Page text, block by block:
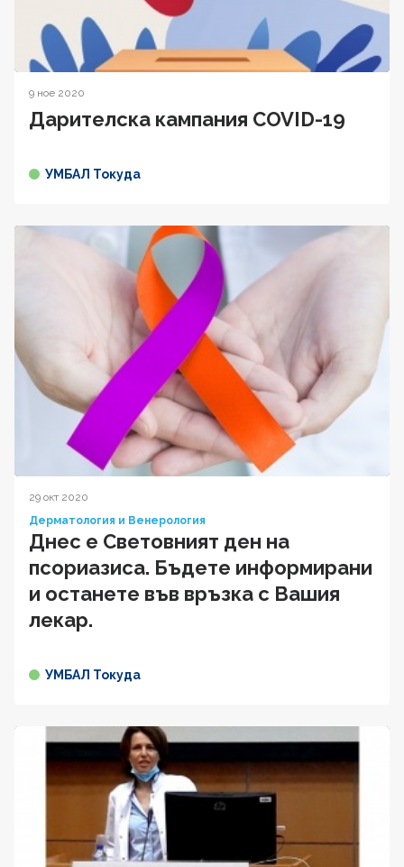
9 ное 2020
Дарителска кампания COVID-19
УМБАЛ Токуда
29 окт 2020
Дерматология и Венерология
Днес е Световният ден на
псориазиса. Бъдете информирани
и останете във връзка с Вашия
лекар.
УМБАЛ Токуда